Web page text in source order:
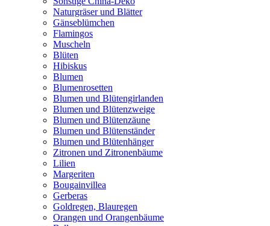
Naturgräser und Blätter
Gänseblümchen
Flamingos
Muscheln
Blüten
Hibiskus
Blumen
Blumenrosetten
Blumen und Blütengirlanden
Blumen und Blütenzweige
Blumen und Blütenzäune
Blumen und Blütenständer
Blumen und Blütenhänger
Zitronen und Zitronenbäume
Lilien
Margeriten
Bougainvillea
Gerberas
Goldregen, Blauregen
Orangen und Orangenbäume